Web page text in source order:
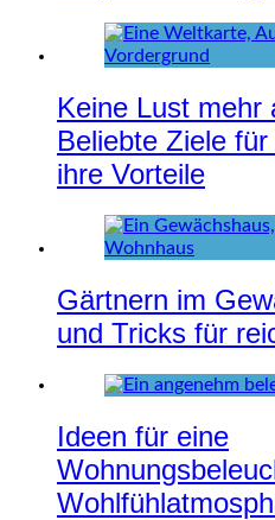
Keine Lust mehr
Beliebte Ziele
ihre Vorteile
Gärtnern im
und Tricks für
Ideen für eine